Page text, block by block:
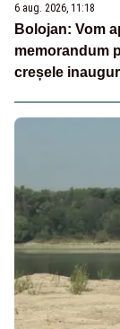
6 aug. 2026, 11:18
Bolojan: Vom
memorandum
creșele